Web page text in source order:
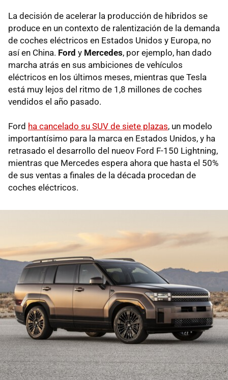
La decisión de acelerar la producción de híbridos se
produce en un contexto de ralentización de la demanda
de coches eléctricos en Estados Unidos y Europa, no
así en China. Ford y Mercedes, por ejemplo, han dado
marcha atrás en sus ambiciones de vehículos
eléctricos en los últimos meses, mientras que Tesla
está muy lejos del ritmo de 1,8 millones de coches
vendidos el año pasado.
Ford ha cancelado su SUV de siete plazas, un modelo
importantísimo para la marca en Estados Unidos, y ha
retrasado el desarrollo del nueov Ford F-150 Lightning,
mientras que Mercedes espera ahora que hasta el 50%
de sus ventas a finales de la década procedan de
coches eléctricos.